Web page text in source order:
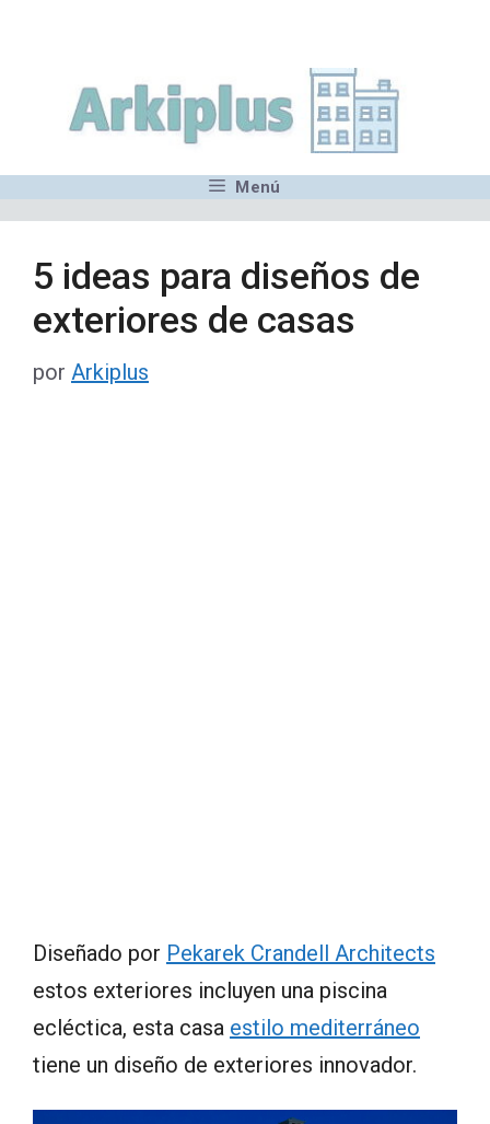
contenido
Menú
5 ideas para diseños de
exteriores de casas
por Arkiplus
Diseñado por Pekarek Crandell Architects
estos exteriores incluyen una piscina
ecléctica, esta casa estilo mediterráneo
tiene un diseño de exteriores innovador.